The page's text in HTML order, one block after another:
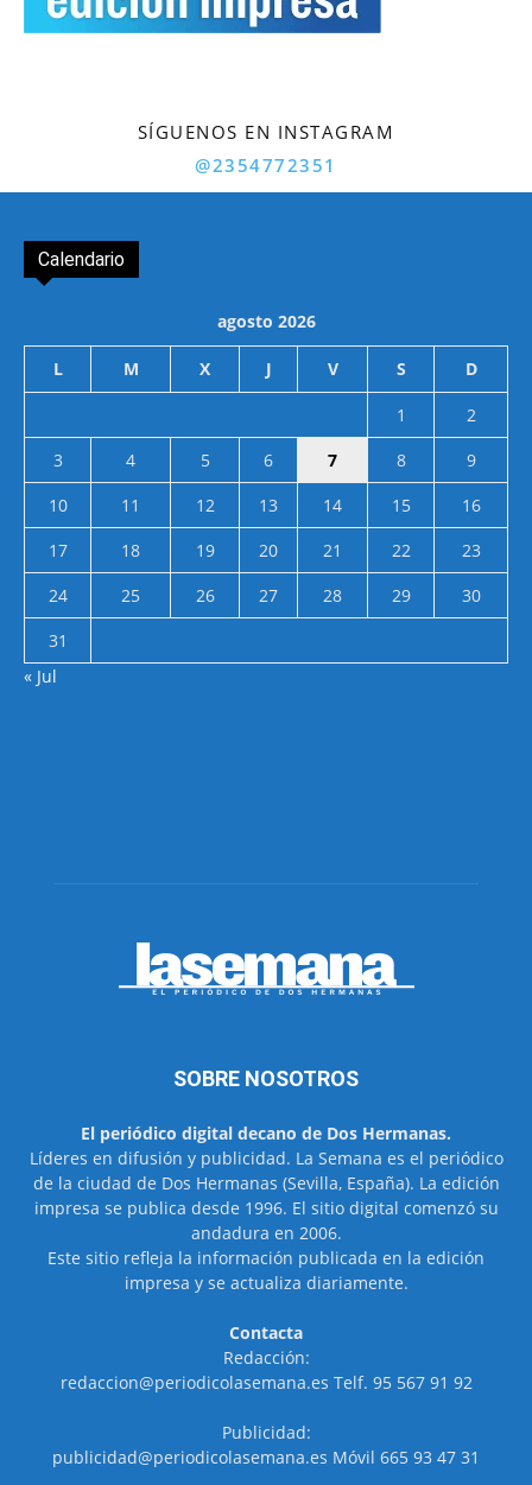
SÍGUENOS EN INSTAGRAM
@2354772351
Calendario
agosto 2026
L M X J V S D
1
2
3
4 5 6 7 8
9
10
11 12 13 14 15
16
17
18 19 20 21 22
23
24
25 26 27 28 29
30
31
« Jul
SOBRE NOSOTROS
El periódico digital decano de Dos Hermanas.
Líderes en difusión y publicidad. La Semana es el periódico
de la ciudad de Dos Hermanas (Sevilla, España). La edición
impresa se publica desde 1996. El sitio digital comenzó su
andadura en 2006.
Este sitio refleja la información publicada en la edición
impresa y se actualiza diariamente.
Contacta
Redacción:
redaccion@periodicolasemana.es Telf. 95 567 91 92
Publicidad:
publicidad@periodicolasemana.es Móvil 665 93 47 31